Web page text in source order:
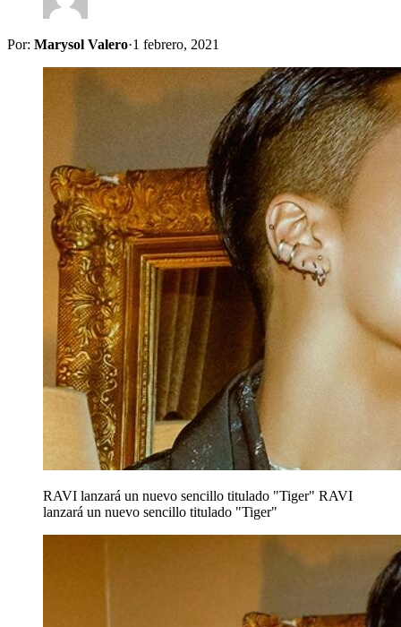
Por: Marysol Valero·1 febrero, 2021
RAVI lanzará un nuevo sencillo titulado "Tiger" RAVI
lanzará un nuevo sencillo titulado "Tiger"